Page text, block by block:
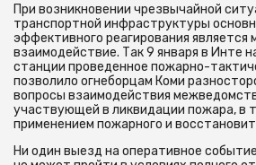
При возникновении чрезвычайной
транспортной инфраструктуры
эффективного реагирования
взаимодействие. Так 9 января в Инте
станции проведенное пожарно-
позволило огнеборцам Коми
вопросы взаимодействия
участвующей в ликвидации пожара, в
применением пожарного и
Ни один выезд на оперативное